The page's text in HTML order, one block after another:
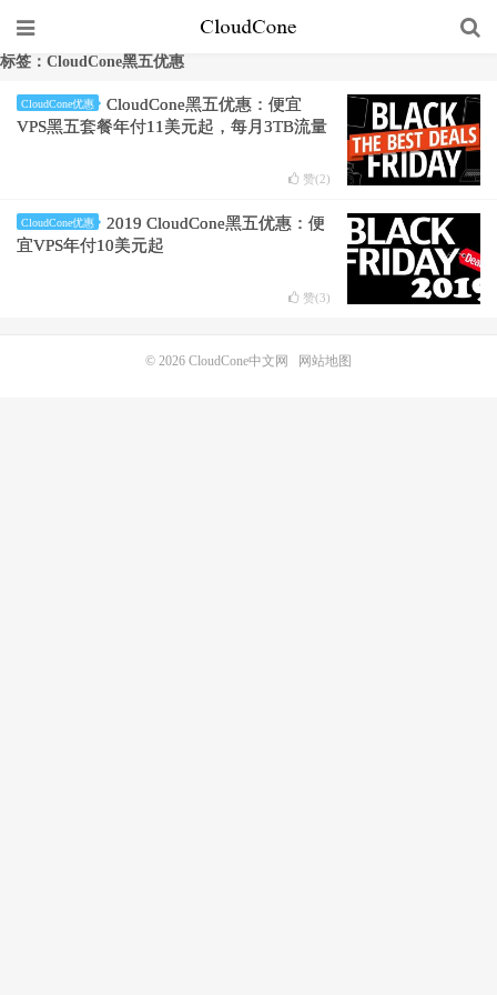
标签：CloudCone黑五优惠
CloudCone优惠
CloudCone黑五优惠：便宜
VPS黑五套餐年付11美元起，每月3TB流量
赞(2)
CloudCone优惠
2019 CloudCone黑五优惠：便
宜VPS年付10美元起
赞(3)
© 2026 CloudCone中文网 网站地图